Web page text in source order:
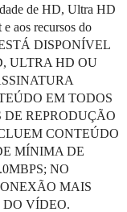
de HD, Ultra HD
aos recursos do
DISPONÍVEL
ULTRA HD OU
EM TODOS
DE REPRODUÇÃO
CONTEÚDO
MÍNIMA DE
NO
MAIS
VÍDEO.